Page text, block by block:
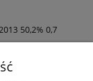
50,2% 0,7